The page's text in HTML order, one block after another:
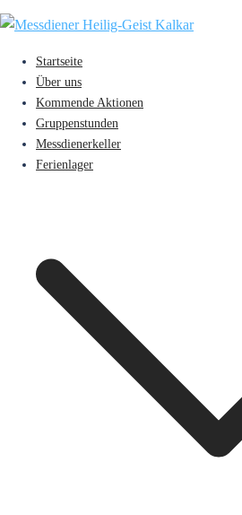
Zum
Inhalt
springenStartseite
Über uns
Kommende Aktionen
Gruppenstunden
Messdienerkeller
Ferienlager